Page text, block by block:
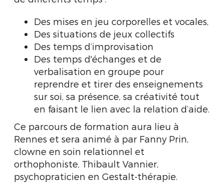
Des mises en jeu corporelles et vocales,
Des situations de jeux collectifs
Des temps d’improvisation
Des temps d'échanges et de
verbalisation en groupe pour
reprendre et tirer des enseignements
sur soi, sa présence, sa créativité tout
en faisant le lien avec la relation d’aide.
Ce parcours de formation aura lieu à
Rennes et sera animé à par Fanny Prin,
clowne en soin relationnel et
orthophoniste, Thibault Vannier,
psychopraticien en Gestalt-thérapie.